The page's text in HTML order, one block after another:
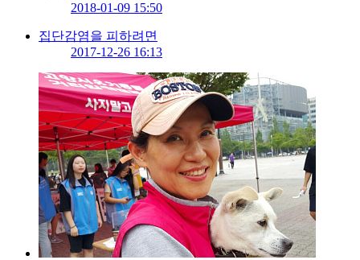
2018-01-09 15:50
집단감염을 피하려면
2017-12-26 16:13